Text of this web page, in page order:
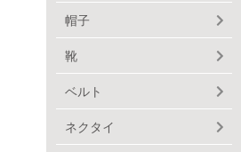
帽子
靴
ベルト
ネクタイ